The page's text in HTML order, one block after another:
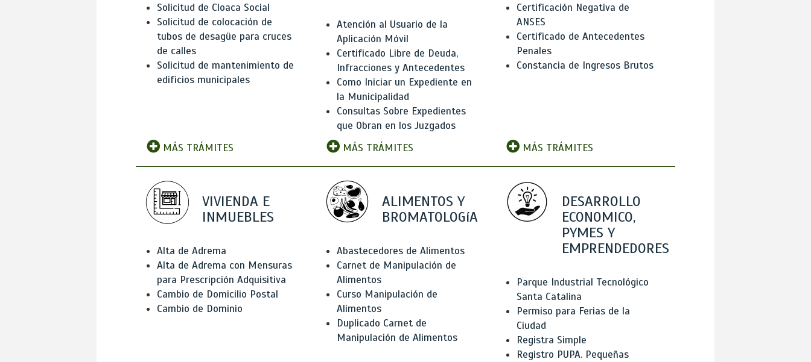
Solicitud de Cloaca Social
Solicitud de colocación de
tubos de desagüe para cruces
de calles
Solicitud de mantenimiento de
edificios municipales
MÁS TRÁMITES
Atención al Usuario de la
Aplicación Móvil
Certificado Libre de Deuda,
Infracciones y Antecedentes
Como Iniciar un Expediente en
la Municipalidad
Consultas Sobre Expedientes
que Obran en los Juzgados
MÁS TRÁMITES
Certificación Negativa de
ANSES
Certificado de Antecedentes
Penales
Constancia de Ingresos Brutos
MÁS TRÁMITES
VIVIENDA E
INMUEBLES
Alta de Adrema
Alta de Adrema con Mensuras
para Prescripción Adquisitiva
Cambio de Domicilio Postal
Cambio de Dominio
ALIMENTOS Y
BROMATOLOGíA
Abastecedores de Alimentos
Carnet de Manipulación de
Alimentos
Curso Manipulación de
Alimentos
Duplicado Carnet de
Manipulación de Alimentos
DESARROLLO
ECONOMICO,
PYMES Y
EMPRENDEDORES
Parque Industrial Tecnológico
Santa Catalina
Permiso para Ferias de la
Ciudad
Registra Simple
Registro PUPA. Pequeñas